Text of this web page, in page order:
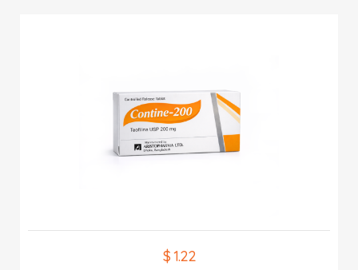
$ 1.22